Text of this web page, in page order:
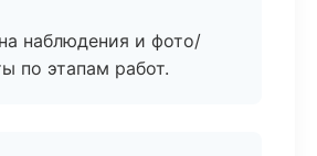
наблюдения и фото/
по этапам работ.